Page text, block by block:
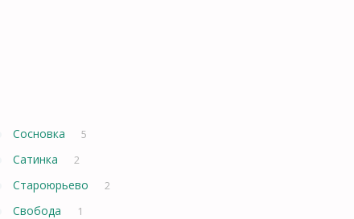
Сосновка 5
Сатинка 2
Староюрьево 2
Свобода 1